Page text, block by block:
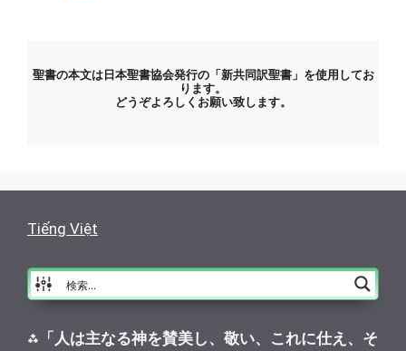
聖書の本文は日本聖書協会発行の「新共同訳聖書」を使用してお
ります。
どうぞよろしくお願い致します。
Tiếng Việt
⁂ 「人は主なる神を賛美し、敬い、これに仕え、そ